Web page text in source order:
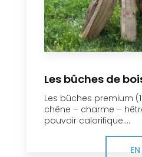
Les bûches de
Les bûches premium
chêne – charme –
pouvoir calorifique....